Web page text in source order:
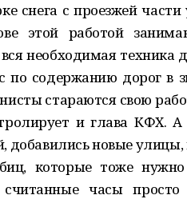
снега с проезжей
этой работой
необходимая техника
по содержанию дорог в
стараются свою
и глава КФХ.
добавились новые
которые тоже
часы